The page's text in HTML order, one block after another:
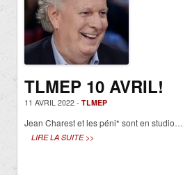
TLMEP 10 AVRIL!
11 AVRIL 2022 - TLMEP
Jean Charest et les péni* sont en studio…
LIRE LA SUITE >>